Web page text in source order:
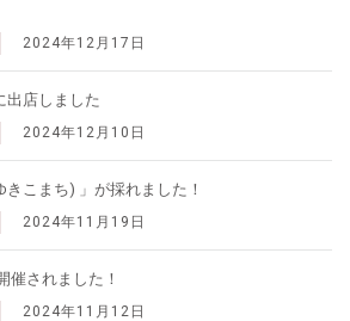
2024年12月17日
出店しました
2024年12月10日
こまち) 」が採れました！
2024年11月19日
催されました！
2024年11月12日